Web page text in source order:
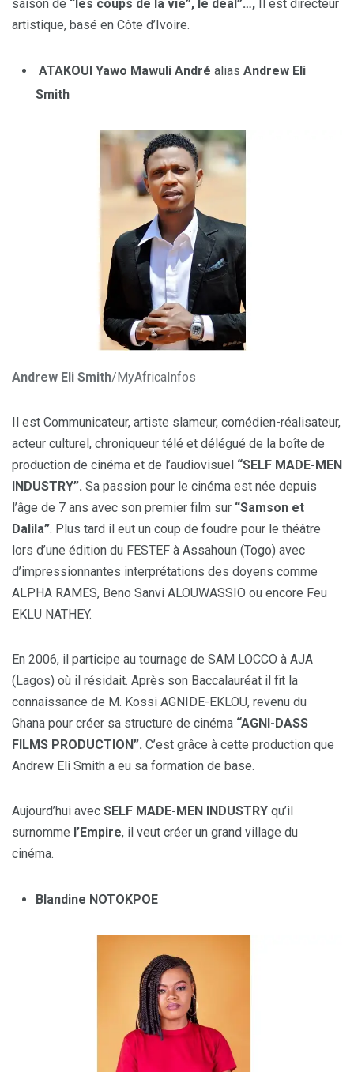
saison de “les coups de la vie”, le deal”…,
Il est directeur
artistique, basé en Côte d’Ivoire.
ATAKOUI Yawo Mawuli André alias Andrew Eli
Smith
Andrew Eli Smith/MyAfricaInfos
Il est Communicateur, artiste slameur, comédien-réalisateur,
acteur culturel, chroniqueur télé et délégué de la boîte de
production de cinéma et de l’audiovisuel “SELF MADE-MEN
INDUSTRY”. Sa passion pour le cinéma est née depuis
l’âge de 7 ans avec son premier film sur “Samson et
Dalila”. Plus tard il eut un coup de foudre pour le théâtre
lors d’une édition du FESTEF à Assahoun (Togo) avec
d’impressionnantes interprétations des doyens comme
ALPHA RAMES, Beno Sanvi ALOUWASSIO ou encore Feu
EKLU NATHEY.
En 2006, il participe au tournage de SAM LOCCO à AJA
(Lagos) où il résidait. Après son Baccalauréat il fit la
connaissance de M. Kossi AGNIDE-EKLOU, revenu du
Ghana pour créer sa structure de cinéma “AGNI-DASS
FILMS PRODUCTION”. C’est grâce à cette production que
Andrew Eli Smith a eu sa formation de base.
Aujourd’hui avec SELF MADE-MEN INDUSTRY qu’il
surnomme l’Empire, il veut créer un grand village du
cinéma.
Blandine NOTOKPOE